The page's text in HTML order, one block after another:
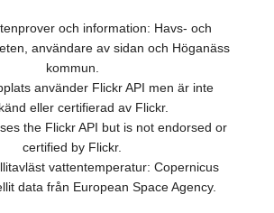
och information: Havs- och
användare av sidan och Höganäss
kommun.
använder Flickr API men är inte
eller certifierad av Flickr.
the Flickr API but is not endorsed or
certified by Flickr.
vattentemperatur: Copernicus
data från European Space Agency.